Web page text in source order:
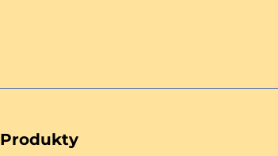
Produkty